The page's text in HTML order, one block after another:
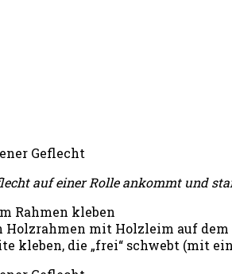
auf einer Rolle ankommt und
Rahmen kleben
Holzrahmen mit Holzleim auf
kleben, die „frei“ schwebt (mit